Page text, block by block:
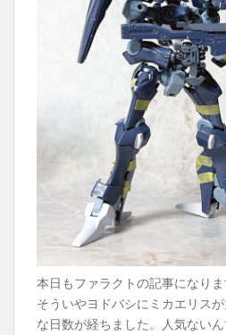
本日もファラクトの記事になりま
そういやヨドバシにミカエリス
な日数が経ちました。人気ない